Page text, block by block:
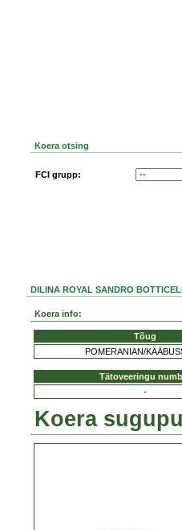
Koera otsing
FCI grupp:
DILINA ROYAL SANDRO
Koera info:
Tõug
POMERANIAN/
Tätoveeringu
-
Koera